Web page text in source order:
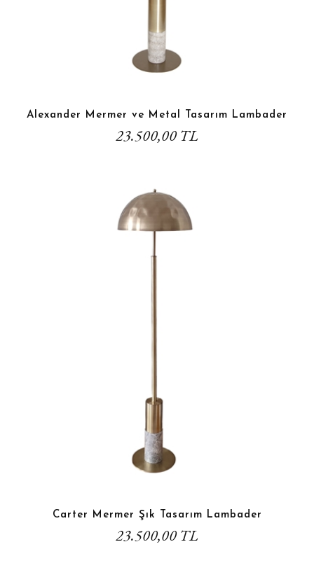
Alexander Mermer ve Metal Tasarım Lambader
23.500,00 TL
Carter Mermer Şık Tasarım Lambader
23.500,00 TL